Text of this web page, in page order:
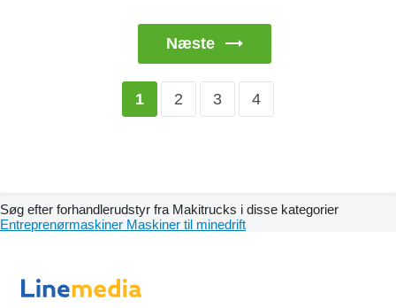
Næste
1 2 3 4
Søg efter forhandlerudstyr fra Makitrucks i disse kategorier
Entreprenørmaskiner Maskiner til minedrift